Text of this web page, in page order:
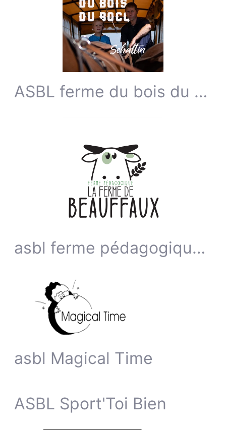
ASBL ferme du bois du bocq
asbl ferme pédagogique de Beauffaux
asbl Magical Time
ASBL Sport'Toi Bien